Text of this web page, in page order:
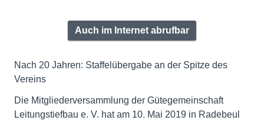
Auch im Internet abrufbar
Nach 20 Jahren: Staffelübergabe an der Spitze des
Vereins
Die Mitgliederversammlung der Gütegemeinschaft
Leitungstiefbau e. V. hat am 10. Mai 2019 in Radebeul